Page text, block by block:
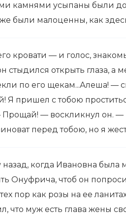
камнями усыпаны были
были малоценны, как
кровати — и голос,
стыдился открыть глаза, а
по его щекам...Алеша! —
Я пришел с тобою
Прощай! — воскликнул он.
перед тобою, но я
назад, когда Ивановна
Онуфрича, чтоб он
пор как розы на ее
что муж есть глава жены